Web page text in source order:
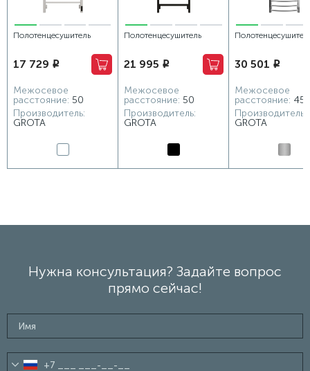
Полотенцесушитель
App 530х1000 белый
17 729 i
Межосевое
расстояние: 50
Производитель:
GROTA
Полотенцесушитель
530х1200 черный
21 995 i
Межосевое
расстояние: 50
Производитель:
GROTA
480x1200 хром
30 501 i
Межосевое
расстояние:
Производитель:
GROTA
Нужна консультация? Задайте вопрос
прямо сейчас!